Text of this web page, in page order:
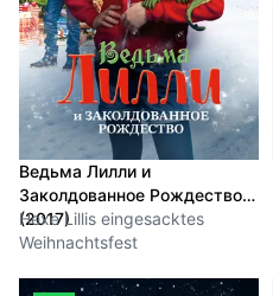
Ведьма Лилли и
Заколдованное Рождество
(2017)
Hexe Lillis eingesacktes
Weihnachtsfest